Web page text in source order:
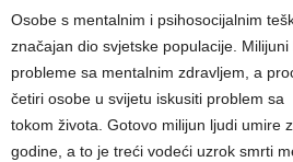
Osobe s mentalnim i psihosocijalnim
značajan dio svjetske populacije.
probleme sa mentalnim zdravljem, a
četiri osobe u svijetu iskusiti problem sa
tokom života. Gotovo milijun ljudi umire
godine, a to je treći vodeći uzrok smrti